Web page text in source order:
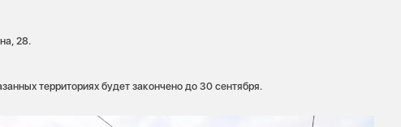
28.
территориях будет закончено до 30 сентября.